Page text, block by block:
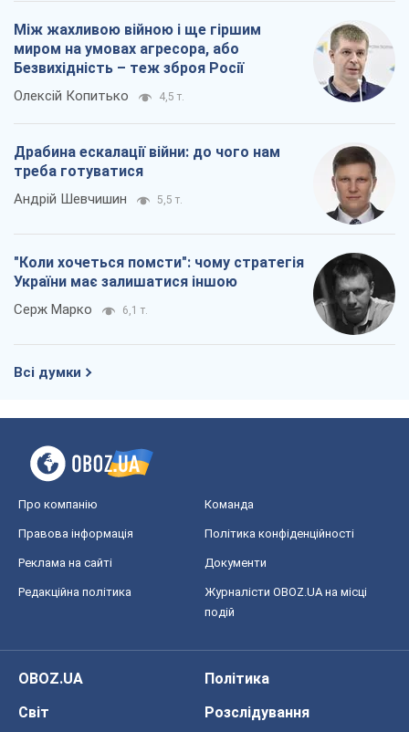
Між жахливою війною і ще гіршим
миром на умовах агресора, або
Безвихідність – теж зброя Росії
Олексій Копитько 4,5 т.
Драбина ескалації війни: до чого нам
треба готуватися
Андрій Шевчишин 5,5 т.
"Коли хочеться помсти": чому стратегія
України має залишатися іншою
Серж Марко 6,1 т.
Всі думки
Про компанію Команда
Правова інформація Політика конфіденційності
Реклама на сайті Документи
Редакційна політика
Журналісти OBOZ.UA на місці
подій
OBOZ.UA
Політика
Світ
Розслідування